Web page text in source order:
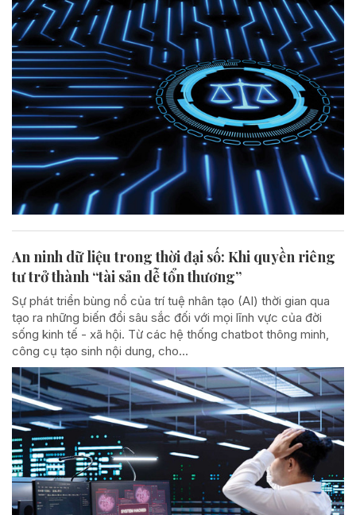
An ninh dữ liệu trong thời đại số: Khi quyền riêng
tư trở thành “tài sản dễ tổn thương”
Sự phát triển bùng nổ của trí tuệ nhân tạo (AI) thời gian qua
tạo ra những biến đổi sâu sắc đối với mọi lĩnh vực của đời
sống kinh tế - xã hội. Từ các hệ thống chatbot thông minh,
công cụ tạo sinh nội dung, cho...